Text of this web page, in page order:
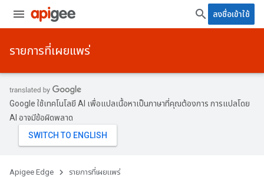
ลงชื่อเข้าใช้
รายการที่เผยแพร่
Google ใช้เทคโนโลยี AI เพื่อแปลเนื้อหาเป็นภาษาที่คุณต้องการ การแปลโดย
AI อาจมีข้อผิดพลาด
Apigee Edge รายการที่เผยแพร่